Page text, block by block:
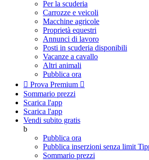
Per la scuderia
Carrozze e veicoli
Macchine agricole
Proprietà equestri
Annunci di lavoro
Posti in scuderia disponibili
Vacanze a cavallo
Altri animali
Pubblica ora
 Prova Premium 
Sommario prezzi
Scarica l'app
Scarica l'app
Vendi subito gratis
b
Pubblica ora
Pubblica inserzioni senza limit
Sommario prezzi